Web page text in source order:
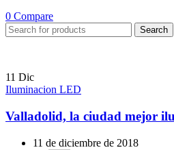
0 Compare
Search
11 Dic
Iluminacion LED
Valladolid, la ciudad mejor
11 de diciembre de 2018